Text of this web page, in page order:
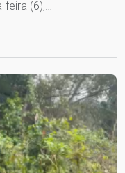
feira (6),…